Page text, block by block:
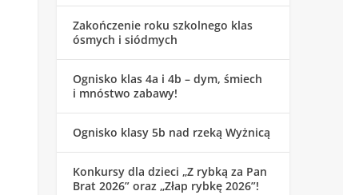
Zakończenie roku szkolnego klas
ósmych i siódmych
Ognisko klas 4a i 4b – dym, śmiech
i mnóstwo zabawy!
Ognisko klasy 5b nad rzeką Wyżnicą
Konkursy dla dzieci „Z rybką za Pan
Brat 2026” oraz „Złap rybkę 2026”!